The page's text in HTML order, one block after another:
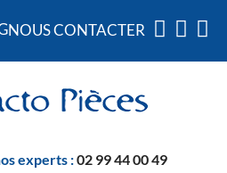
NOUS CONTACTER
experts :02 99 44 00 49